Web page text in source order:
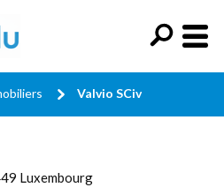
Valvio SCiv
Luxembourg